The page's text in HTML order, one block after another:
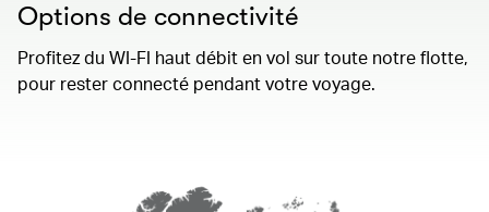
Options de connectivité
Profitez du WI-FI haut débit en vol sur toute notre flotte,
pour rester connecté pendant votre voyage.